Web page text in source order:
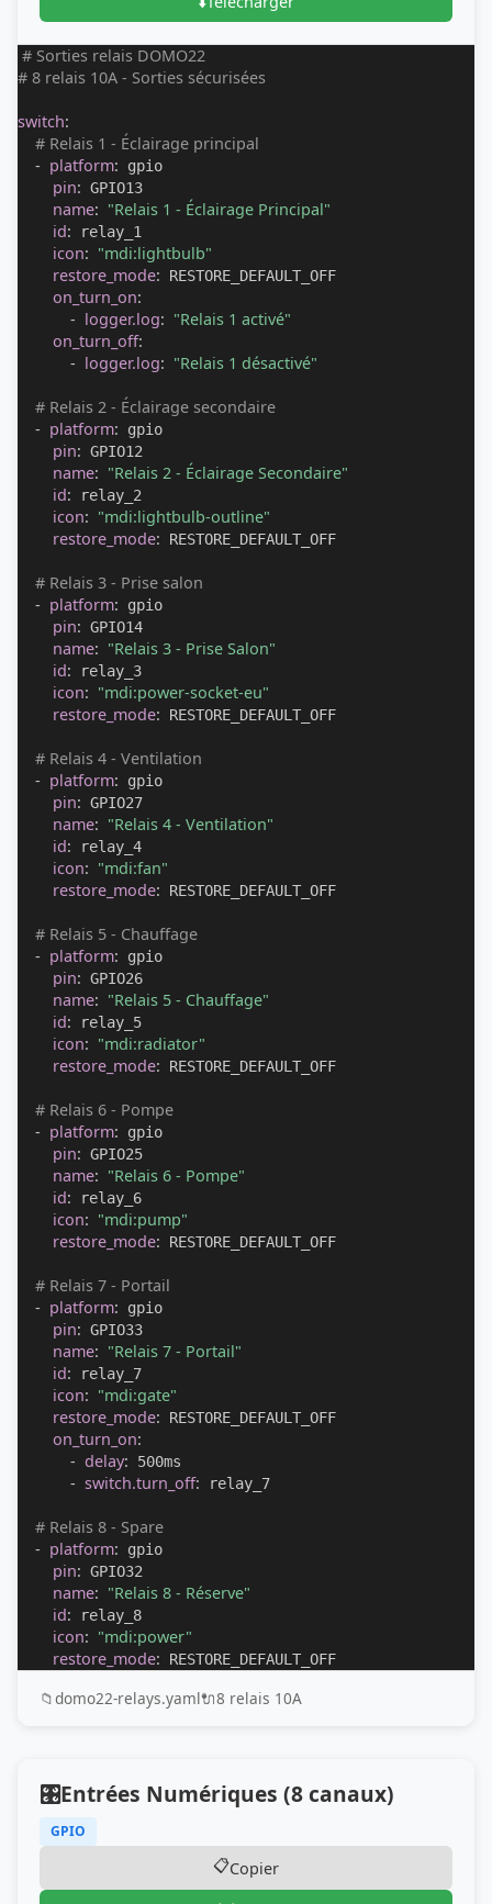
# Sorties relais DOMO22
# 8 relais 10A - Sorties sécurisées
switch:
# Relais 1 - Éclairage principal
- platform: gpio
pin: GPIO13
name: "Relais 1 - Éclairage Principal"
id: relay_1
icon: "mdi:lightbulb"
restore_mode: RESTORE_DEFAULT_OFF
on_turn_on:
- logger.log: "Relais 1 activé"
on_turn_off:
- logger.log: "Relais 1 désactivé"
# Relais 2 - Éclairage secondaire
- platform: gpio
pin: GPIO12
name: "Relais 2 - Éclairage Secondaire"
id: relay_2
icon: "mdi:lightbulb-outline"
restore_mode: RESTORE_DEFAULT_OFF
# Relais 3 - Prise salon
- platform: gpio
pin: GPIO14
name: "Relais 3 - Prise Salon"
id: relay_3
icon: "mdi:power-socket-eu"
restore_mode: RESTORE_DEFAULT_OFF
# Relais 4 - Ventilation
- platform: gpio
pin: GPIO27
name: "Relais 4 - Ventilation"
id: relay_4
icon: "mdi:fan"
restore_mode: RESTORE_DEFAULT_OFF
# Relais 5 - Chauffage
- platform: gpio
pin: GPIO26
name: "Relais 5 - Chauffage"
id: relay_5
icon: "mdi:radiator"
restore_mode: RESTORE_DEFAULT_OFF
# Relais 6 - Pompe
- platform: gpio
pin: GPIO25
name: "Relais 6 - Pompe"
id: relay_6
icon: "mdi:pump"
restore_mode: RESTORE_DEFAULT_OFF
# Relais 7 - Portail
- platform: gpio
pin: GPIO33
name: "Relais 7 - Portail"
id: relay_7
icon: "mdi:gate"
restore_mode: RESTORE_DEFAULT_OFF
on_turn_on:
- delay: 500ms
- switch.turn_off: relay_7
# Relais 8 - Spare
- platform: gpio
pin: GPIO32
name: "Relais 8 - Réserve"
id: relay_8
icon: "mdi:power"
restore_mode: RESTORE_DEFAULT_OFF
📁domo22-relays.yaml🔌8 relais 10A
🎛️Entrées Numériques (8 canaux)
GPIO
📋Copier